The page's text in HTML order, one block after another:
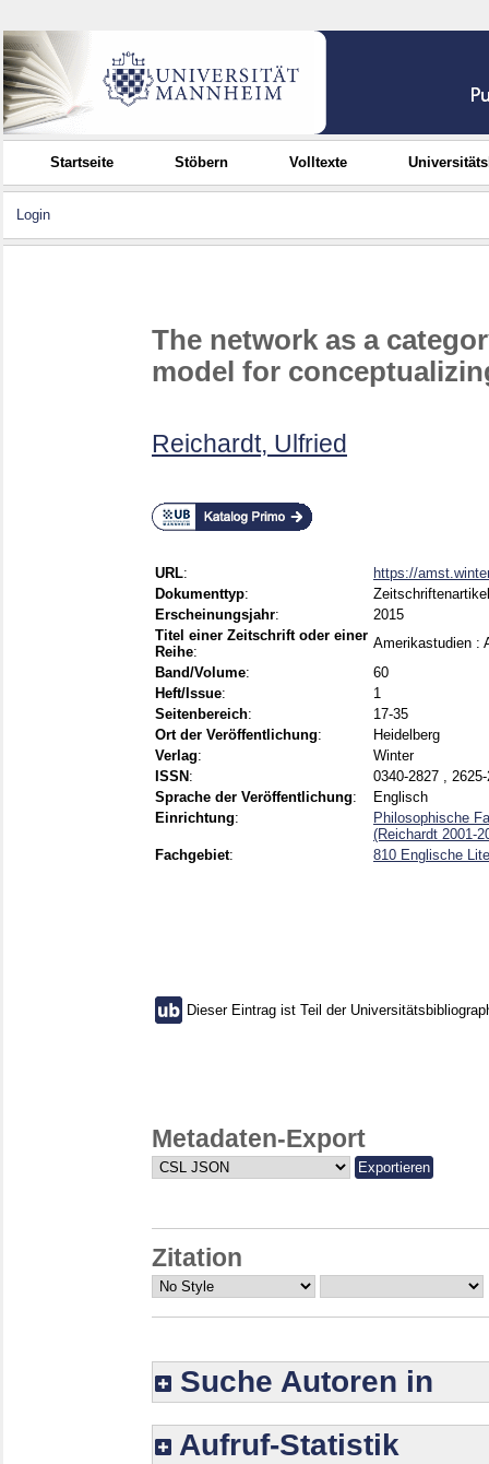
Startseite Stöbern Volltexte
Login
The network as a
model for
Reichardt, Ulfried
URL:
https://
Dokumenttyp:
Zeitschriftenartikel
Erscheinungsjahr:
2015
Titel einer Zeitschrift oder einer
Reihe:
Amerikastudien :
Band/Volume:
60
Heft/Issue:
1
Seitenbereich:
17-35
Ort der Veröffentlichung:
Heidelberg
Verlag:
Winter
ISSN :
0340-2827 ,
Sprache der Veröffentlichung:
Englisch
Einrichtung:
Philosophische
(Reichardt 2001-
Fachgebiet: 810 Englische
Dieser Eintrag ist Teil der
Metadaten-Export
Zitation
Suche Autoren in
Aufruf-Statistik